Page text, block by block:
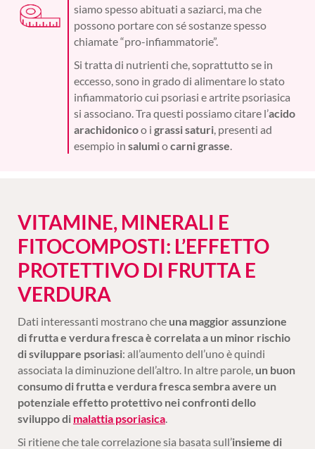
siamo spesso abituati a saziarci, ma che
possono portare con sé sostanze spesso
chiamate “pro-infiammatorie”.
Si tratta di nutrienti che, soprattutto se in
eccesso, sono in grado di alimentare lo stato
infiammatorio cui psoriasi e artrite psoriasica
si associano. Tra questi possiamo citare l’acido
arachidonicoo i grassi saturi, presenti ad
esempio in salumiocarni grasse.
VITAMINE, MINERALI E
FITOCOMPOSTI: L’EFFETTO
PROTETTIVO DI FRUTTA E
VERDURA
Dati interessanti mostrano che una maggior assunzione
di frutta e verdura fresca è correlata a un minor rischio
di sviluppare psoriasi: all’aumento dell’uno è quindi
associata la diminuzione dell’altro. In altre parole, un buon
consumo di frutta e verdura fresca sembra avere un
potenziale effetto protettivo nei confronti dello
sviluppo di malattia psoriasica.
Si ritiene che tale correlazione sia basata sull’insieme di